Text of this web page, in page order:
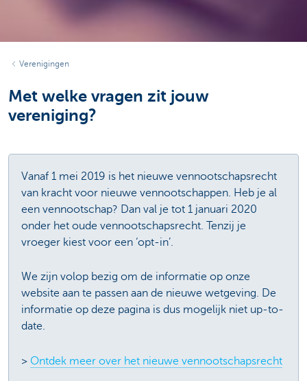
Verenigingen
Met welke vragen zit jouw
vereniging?
Vanaf 1 mei 2019 is het nieuwe vennootschapsrecht
van kracht voor nieuwe vennootschappen. Heb je al
een vennootschap? Dan val je tot 1 januari 2020
onder het oude vennootschapsrecht. Tenzij je
vroeger kiest voor een ‘opt-in’.
We zijn volop bezig om de informatie op onze
website aan te passen aan de nieuwe wetgeving. De
informatie op deze pagina is dus mogelijk niet up-to-
date.
> Ontdek meer over het nieuwe vennootschapsrecht